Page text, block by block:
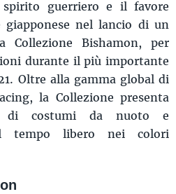
guerriero e il favore
nel lancio di un
Collezione Bishamon, per
durante il più importante
Oltre alla gamma global di
la Collezione presenta
di costumi da nuoto e
tempo libero nei colori